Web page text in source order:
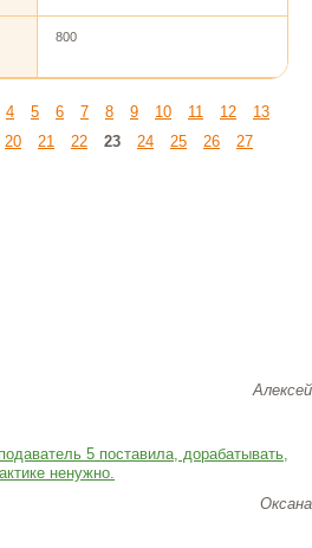
800
4 5 6 7 8 9 10 11 12
13
20 21 22 23 24 25 26
27
Алексей
5 поставила, дорабатывать,
ненужно.
Оксана